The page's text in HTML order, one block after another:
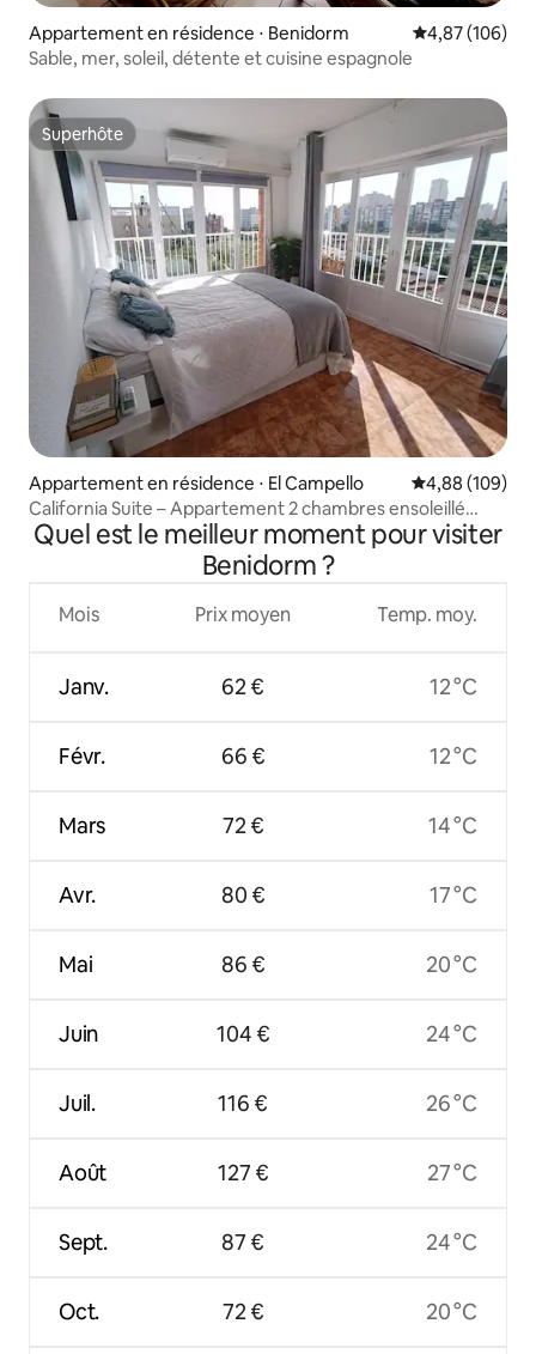
Appartement en résidence ⋅ Benidorm Évaluation
4,87 (106)
Sable, mer, soleil, détente et cuisine espagnole
Superhôte
Superhôte
Appartement en résidence ⋅ El Campello Évaluation
4,88 (109)
California Suite – Appartement 2 chambres ensoleillé
toute la journée.
Quel est le meilleur moment pour visiter
Benidorm ?
Mois
Janv.
Févr.
Mars
Avr.
Mai
Juin
Juil.
Août
Sept.
Oct.
Prix moyen
62 €
66 €
72 €
80 €
86 €
104 €
116 €
127 €
87 €
72 €
Temp. moy.
12 °C
12 °C
14 °C
17 °C
20 °C
24 °C
26 °C
27 °C
24 °C
20 °C